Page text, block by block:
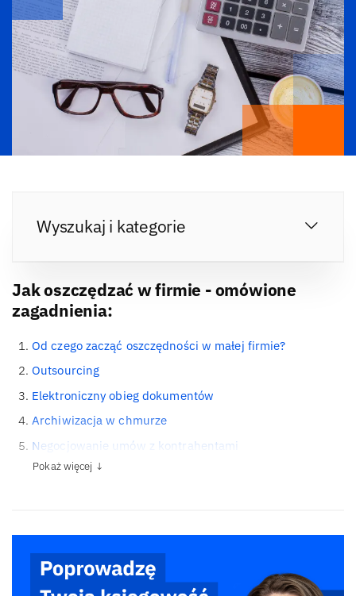
Wyszukaj i kategorie
Jak oszczędzać w firmie - omówione
zagadnienia:
Od czego zacząć oszczędności w małej firmie?
Outsourcing
Elektroniczny obieg dokumentów
Archiwizacja w chmurze
Negocjowanie umów z kontrahentami
Pokaż więcej ↓